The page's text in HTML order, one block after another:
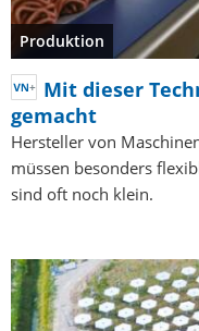
Produktion
Mit dieser
gemacht
Hersteller von
müssen besonders
sind oft noch klein.